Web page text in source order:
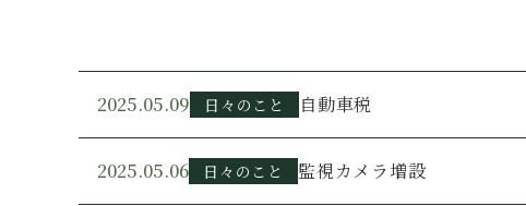
2025.05.09 日々のこと 自動車税
2025.05.06 日々のこと 監視カメラ増設